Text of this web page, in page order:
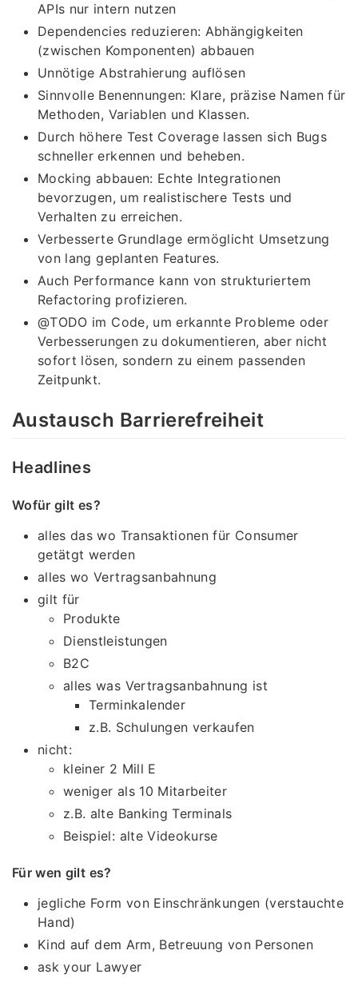
APIs nur intern nutzen
Dependencies reduzieren: Abhängigkeiten
(zwischen Komponenten) abbauen
Unnötige Abstrahierung auflösen
Sinnvolle Benennungen: Klare, präzise Namen für
Methoden, Variablen und Klassen.
Durch höhere Test Coverage lassen sich Bugs
schneller erkennen und beheben.
Mocking abbauen: Echte Integrationen
bevorzugen, um realistischere Tests und
Verhalten zu erreichen.
Verbesserte Grundlage ermöglicht Umsetzung
von lang geplanten Features.
Auch Performance kann von strukturiertem
Refactoring profizieren.
@TODO im Code, um erkannte Probleme oder
Verbesserungen zu dokumentieren, aber nicht
sofort lösen, sondern zu einem passenden
Zeitpunkt.
Austausch Barrierefreiheit
Headlines
Wofür gilt es?
alles das wo Transaktionen für Consumer
getätgt werden
alles wo Vertragsanbahnung
gilt für
Produkte
Dienstleistungen
B2C
alles was Vertragsanbahnung ist
Terminkalender
z.B. Schulungen verkaufen
nicht:
kleiner 2 Mill E
weniger als 10 Mitarbeiter
z.B. alte Banking Terminals
Beispiel: alte Videokurse
Für wen gilt es?
jegliche Form von Einschränkungen (verstauchte
Hand)
Kind auf dem Arm, Betreuung von Personen
ask your Lawyer